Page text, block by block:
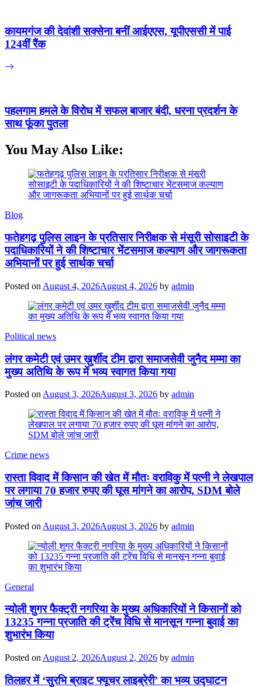
कायमगंज की देवांशी सक्सेना बनीं आईएएस, यूपीएससी में पाई
124वीं रैंक
पहलगाम हमले के विरोध में सफल बाजार बंदी, धरना प्रदर्शन के
साथ फूंका पुतला
You May Also Like:
Blog
फतेहगढ़ पुलिस लाइन के प्रतिसार निरीक्षक से मंसूरी सोसाइटी के
पदाधिकारियों ने की शिष्टाचार भेंटसमाज कल्याण और जागरूकता
अभियानों पर हुई सार्थक चर्चा
Posted on August 4, 2026August 4, 2026 by admin
Political news
लंगर कमेटी एवं उमर ख़ुर्शीद टीम द्वारा समाजसेवी जुनैद मम्मा का
मुख्य अतिथि के रूप में भव्य स्वागत किया गया
Posted on August 3, 2026August 3, 2026 by admin
Crime news
रास्ता विवाद में किसान की खेत में मौतः वराविकु में पत्नी ने लेखपाल
पर लगाया 70 हजार रुपए की घूस मांगने का आरोप, SDM बोले
जांच जारी
Posted on August 3, 2026August 3, 2026 by admin
General
न्योली शुगर फैक्ट्री नगरिया के मुख्य अधिकारियों ने किसानों को
13235 गन्ना प्रजाति की ट्रेंच विधि से मानसून गन्ना बुवाई का
शुभारंभ किया
Posted on August 2, 2026August 2, 2026 by admin
तिलहर में ‘सुरभि ब्राइट फ्यूचर लाइब्रेरी’ का भव्य उद्घाटन